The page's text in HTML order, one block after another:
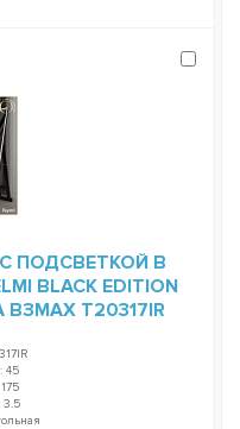
ПОДСВЕТКОЙ В
BLACK EDITION
ВЗМАХ T20317IR
45
3.5